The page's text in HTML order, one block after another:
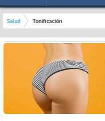
Salud Tonificación